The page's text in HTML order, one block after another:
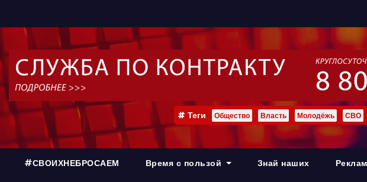
Теги Общество Власть Молодёжь СВО
#СВОИХНЕБРОСАЕМ Время с пользой Знай наших